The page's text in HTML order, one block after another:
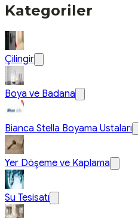
Kategoriler
Çilingir
Boya ve Badana
Bianca Stella Boyama Ustaları
Yer Döşeme ve Kaplama
Su Tesisatı